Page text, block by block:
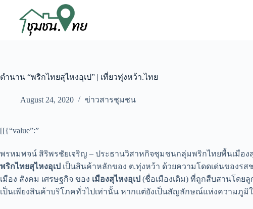
ตำนาน “พริกไทยสุไหงอุเป” | เที่ยวทุ่งหว้า.ไทย
August 24, 2020 ข่าวสารชุมชน
[[{“value”:”
พรหมพจน์ สิริพรชัยเจริญ – ประธานวิสาหกิจชุมชนกลุ่มพริกไทยพื้นเมืองสุ
พริกไทยสุไหงอุเป เป็นสินค้าหลักของ ต.ทุ่งหว้า ด้วยความโดดเด่นของรส
เมือง สังคม เศรษฐกิจ ของ เมืองสุไหงอุเป (ชื่อเมืองเดิม) ที่ถูกสืบสานโดย
เป็นเพียงสินค้าบริโภคทั่วไปเท่านั้น หากแต่ยังเป็นสัญลักษณ์แห่งความภูมิ